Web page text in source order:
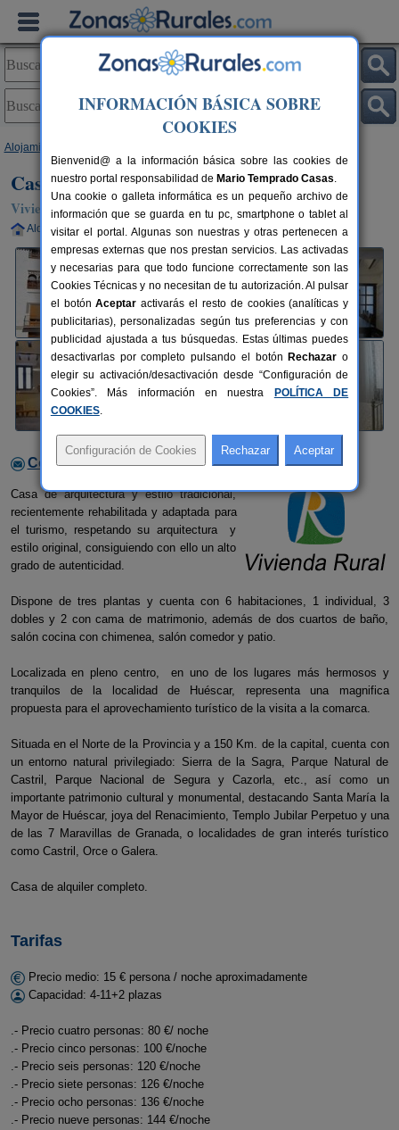
Alojamientos
Casa El Minarete
Vivienda turística en Huéscar (Granada)
Alquiler completo 4-11+2 plazas 150 km de Granada
Contactar con el alojamiento
Casa de arquitectura y estilo tradicional,
recientemente rehabilitada y adaptada para
el turismo, respetando su arquitectura y
estilo original, consiguiendo con ello un alto
grado de autenticidad.
Dispone de tres plantas y cuenta con 6 habitaciones, 1 individual, 3
dobles y 2 con cama de matrimonio, además de dos cuartos de baño,
salón cocina con chimenea, salón comedor y patio.
Localizada en pleno centro, en uno de los lugares más hermosos y
tranquilos de la localidad de Huéscar, representa una magnifica
propuesta para el aprovechamiento turístico de la visita a la comarca.
Situada en el Norte de la Provincia y a 150 Km. de la capital, cuenta con
un entorno natural privilegiado: Sierra de la Sagra, Parque Natural de
Castril, Parque Nacional de Segura y Cazorla, etc., así como un
importante patrimonio cultural y monumental, destacando Santa María la
Mayor de Huéscar, joya del Renacimiento, Templo Jubilar Perpetuo y una
de las 7 Maravillas de Granada, o localidades de gran interés turístico
como Castril, Orce o Galera.
Casa de alquiler completo.
Tarifas
Precio medio: 15 € persona / noche aproximadamente
Capacidad: 4-11+2 plazas
.- Precio cuatro personas: 80 €/ noche
.- Precio cinco personas: 100 €/noche
.- Precio seis personas: 120 €/noche
.- Precio siete personas: 126 €/noche
.- Precio ocho personas: 136 €/noche
.- Precio nueve personas: 144 €/noche
INFORMACIÓN BÁSICA SOBRE
COOKIES
Bienvenid@ a la información básica sobre las cookies de
nuestro portal responsabilidad de Mario Temprado Casas.
Una cookie o galleta informática es un pequeño archivo de
información que se guarda en tu pc, smartphone o tablet al
visitar el portal. Algunas son nuestras y otras pertenecen a
empresas externas que nos prestan servicios. Las activadas
y necesarias para que todo funcione correctamente son las
Cookies Técnicas y no necesitan de tu autorización. Al pulsar
el botónAceptar activarás el resto de cookies (analíticas y
publicitarias), personalizadas según tus preferencias y con
publicidad ajustada a tus búsquedas. Estas últimas puedes
desactivarlas por completo pulsando el botón Rechazar o
elegir su activación/desactivación desde “Configuración de
Cookies”. Más información en nuestra
POLÍTICA DE
COOKIES.